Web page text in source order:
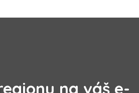
na váš e-